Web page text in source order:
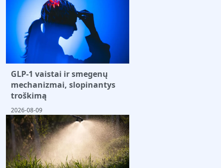
GLP-1 vaistai ir smegenų
mechanizmai, slopinantys
troškimą
2026-08-09